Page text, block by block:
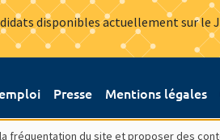
disponibles actuellement sur le
Presse Mentions légales
du site et proposer des